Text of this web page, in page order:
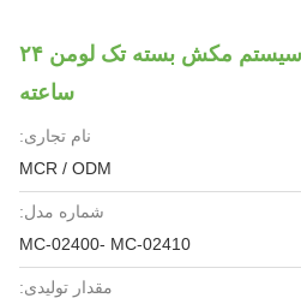
لوله تراکئوستومی سیستم مکش بسته تک لومن ۲۴
ساعته
نام تجاری:
MCR / ODM
شماره مدل:
MC-02400- MC-02410
مقدار تولیدی: